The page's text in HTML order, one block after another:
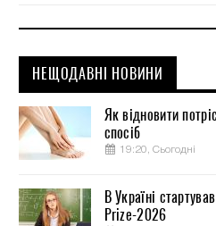
НЕЩОДАВНІ НОВИНИ
Як відновити
спосіб
19:20, Сьогодні
В Україні
Prize-2026